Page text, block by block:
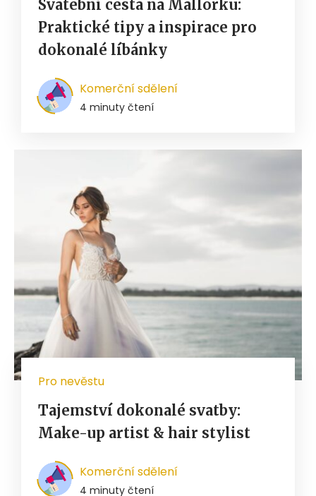
Svatební cesta na Mallorku:
Praktické tipy a inspirace pro
dokonalé líbánky
Komerční sdělení
4 minuty čtení
Pro nevěstu
Tajemství dokonalé svatby:
Make-up artist & hair stylist
Komerční sdělení
4 minuty čtení